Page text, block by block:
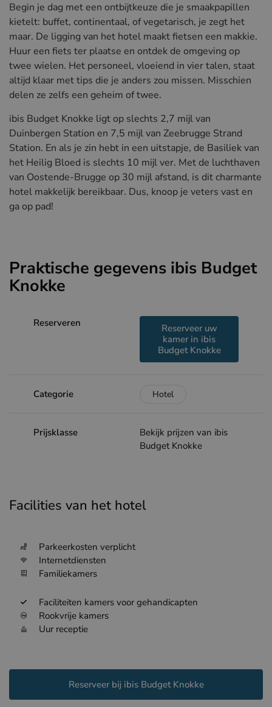
Begin je dag met een ontbijtkeuze die je smaakpapillen
kietelt: buffet, continentaal, of vegetarisch, je zegt het
maar. De ligging van het hotel maakt fietsen een makkie.
Huur een fiets ter plaatse en ontdek de omgeving op
twee wielen. Het personeel, vloeiend in vier talen, staat
altijd klaar met tips die je anders zou missen. Misschien
delen ze zelfs een geheim of twee.
ibis Budget Knokke ligt op slechts 2,7 mijl van
Duinbergen Station en 7,5 mijl van Zeebrugge Strand
Station. En als je zin hebt in een uitstapje, de Basiliek van
het Heilig Bloed is slechts 10 mijl ver. Met de luchthaven
van Oostende-Brugge op 30 mijl afstand, is dit charmante
hotel makkelijk bereikbaar. Dus, knoop je veters vast en
ga op pad!
Praktische gegevens ibis Budget
Knokke
Reserveren
Reserveer uw
kamer in ibis
Budget Knokke
Categorie Hotel
Prijsklasse
Bekijk prijzen van ibis
Budget Knokke
Facilities van het hotel
Parkeerkosten verplicht
Internetdiensten
Familiekamers
Faciliteiten kamers voor gehandicapten
Rookvrije kamers
Uur receptie
Reserveer bij ibis Budget Knokke